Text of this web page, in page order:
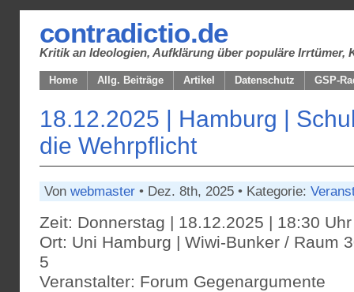
contradictio.de
Kritik an Ideologien, Aufklärung über populäre Irrtümer,
Home Allg. Beiträge Artikel Datenschutz GSP-
18.12.2025 | Hamburg |
die Wehrpflicht
Von webmaster • Dez. 8th, 2025 • Kategorie:
Zeit: Donnerstag | 18.12.2025 | 18:30 Uhr
Ort: Uni Hamburg | Wiwi-Bunker / Raum
5
Veranstalter: Forum Gegenargumente